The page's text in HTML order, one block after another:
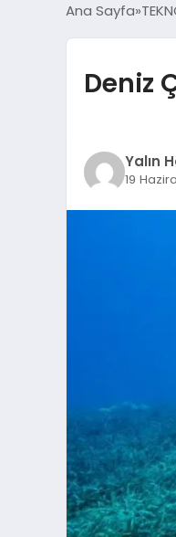
Ana Sayfa
Deniz
Yalın
19